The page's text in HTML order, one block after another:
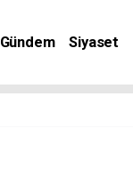
Gündem Siyaset